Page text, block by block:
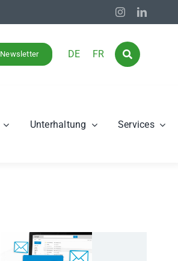
Newsletter DE FR
Unterhaltung Services